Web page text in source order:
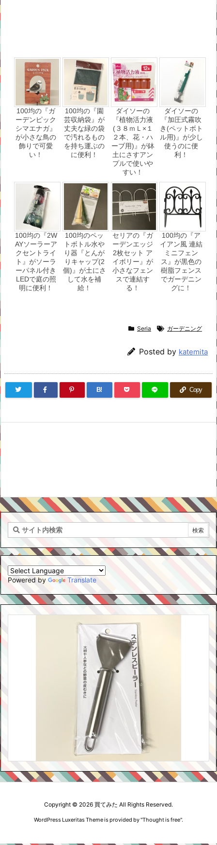
100均の『ガ
ーデンピック
シマエナガ』
が小さな鳥の
飾りで可愛
い！
100均の『園
芸収納袋』が
丈夫な緑の袋
で汚れるもの
を持ち運ぶの
に便利！
ダイソーの
『植物活力液
(３８ｍＬ×１
２本、花・ハ
ーブ用)』が鉢
土にさすアン
プルで使いや
すい！
ダイソーの
『加圧式霧吹
き(ペットボト
ル用)』が少し
使うのに便
利！
100均の『2W
AYソーラーア
クセントライ
ト』がソーラ
ーパネル付き
LEDで庭の照
明に便利！
100均のペッ
トボトル水や
り器『とんが
りキャップ(2
個)』が土にさ
して水を補
給！
セリアの『ガ
ーデンエッジ
2枚セット ア
イボリー』が
小さなフェン
スで連結す
る！
100均の『ア
イアン風 連結
ミニフェン
ス』が黒色の
樹脂フェンス
でガーデニン
グに！
Seria ガーデニング
Posted by katemita
B! Copy
Powered by Translate
Copyright © 2026 買てみた All Rights Reserved.
WordPress Luxeritas Theme is provided by "Thought is free".